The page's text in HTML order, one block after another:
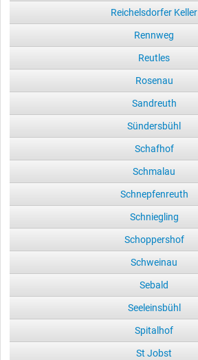
Reichelsdorfer Keller
Rennweg
Reutles
Rosenau
Sandreuth
Sündersbühl
Schafhof
Schmalau
Schnepfenreuth
Schniegling
Schoppershof
Schweinau
Sebald
Seeleinsbühl
Spitalhof
St Jobst